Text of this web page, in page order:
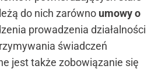
do nich zarówno umowy o
prowadzenia działalności
świadczeń
jest także zobowiązanie się